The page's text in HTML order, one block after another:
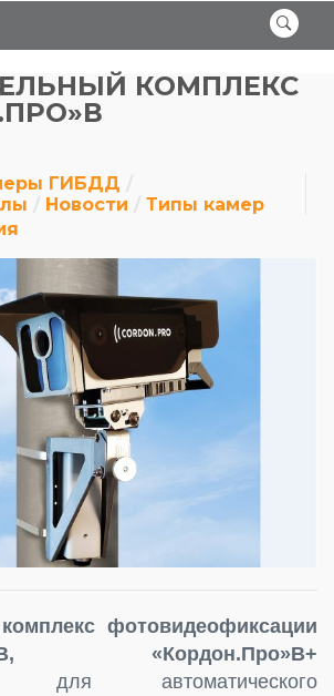
КОМПЛЕКС
ГИБДД
Новости
Типы камер
фотовидеофиксации
«Кордон.Про»В+
для автоматического